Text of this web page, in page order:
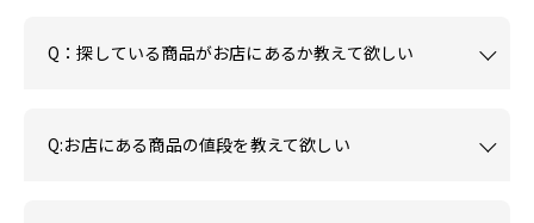
Q：探している商品がお店にあるか教えて欲しい
Q:お店にある商品の値段を教えて欲しい